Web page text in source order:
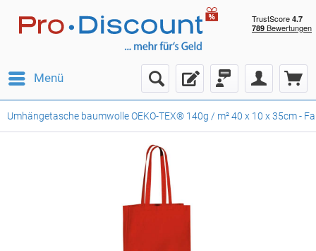
Menü
Umhängetasche baumwolle OEKO-TEX® 140g / m² 40 x 10 x 35cm -